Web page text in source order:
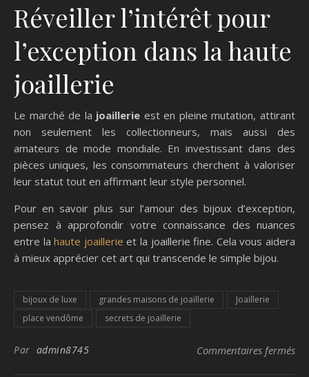
Réveiller l’intérêt pour
l’exception dans la haute
joaillerie
Le marché de la joaillerie est en pleine mutation, attirant
non seulement les collectionneurs, mais aussi des
amateurs de mode mondiale. En investissant dans des
pièces uniques, les consommateurs cherchent à valoriser
leur statut tout en affirmant leur style personnel.
Pour en savoir plus sur l’amour des bijoux d’exception,
pensez à approfondir votre connaissance des nuances
entre lahaute joaillerie et la joaillerie fine. Cela vous aidera
à mieux apprécier cet art qui transcende le simple bijou.
bijoux de luxe grandes maisons de joaillerie
Joaillerie
place vendôme
secrets de joaillerie
Par admin8745 Commentaires fermés